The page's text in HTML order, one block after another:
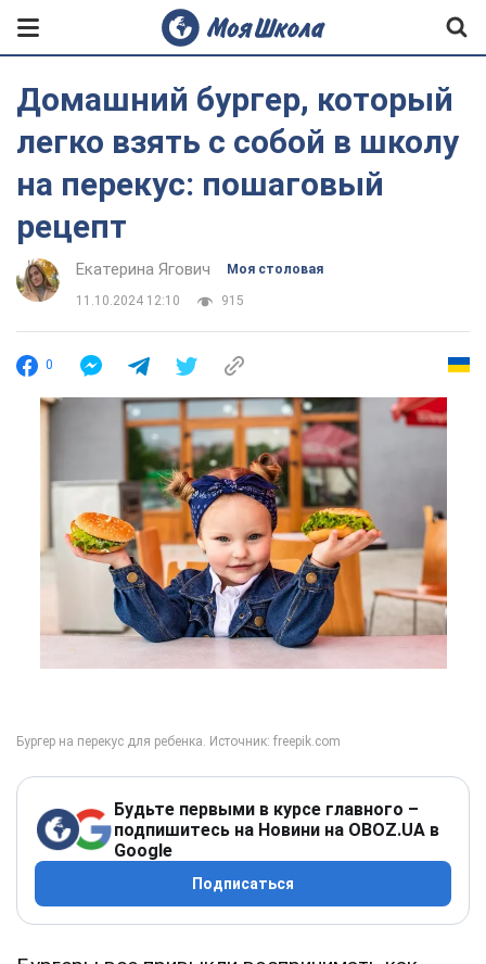
Домашний бургер, который
легко взять с собой в школу
на перекус: пошаговый
рецепт
Екатерина Ягович Моя столовая
11.10.2024 12:10 915
0
Будьте первыми в курсе главного –
подпишитесь на Новини на OBOZ.UA в
Google
Подписаться